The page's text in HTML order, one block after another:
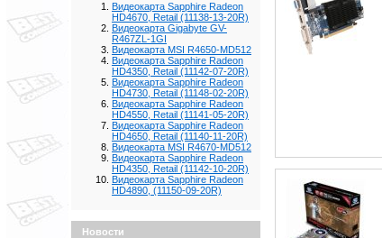
Видеокарта Sapphire Radeon
HD4670, Retail (11138-13-20R)
Видеокарта Gigabyte GV-
R467ZL-1GI
Видеокарта MSI R4650-MD512
Видеокарта Sapphire Radeon
HD4350, Retail (11142-07-20R)
Видеокарта Sapphire Radeon
HD4730, Retail (11148-02-20R)
Видеокарта Sapphire Radeon
HD4550, Retail (11141-05-20R)
Видеокарта Sapphire Radeon
HD4650, Retail (11140-11-20R)
Видеокарта MSI R4670-MD512
Видеокарта Sapphire Radeon
HD4350, Retail (11142-10-20R)
Видеокарта Sapphire Radeon
HD4890, (11150-09-20R)
Новости